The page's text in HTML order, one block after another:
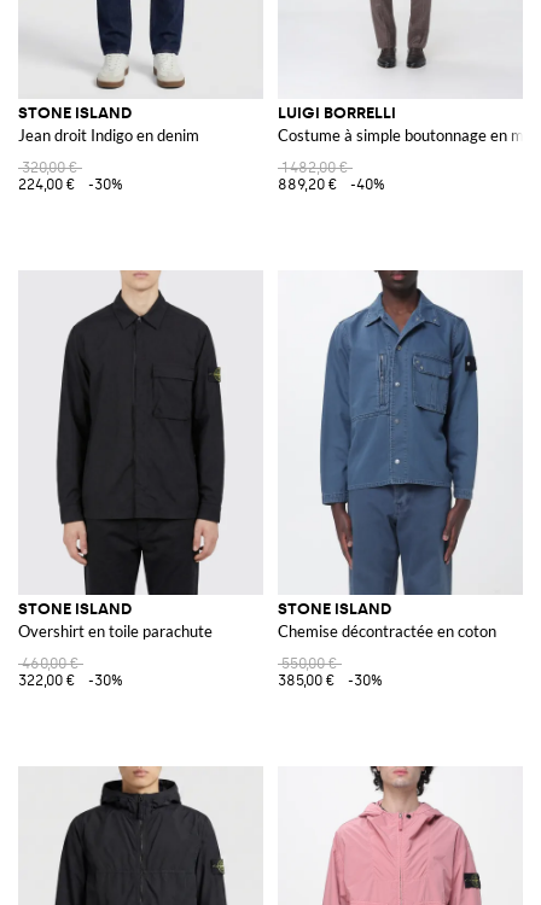
STONE ISLAND
Jean droit Indigo en denim
320,00 €
224,00 €
-30%
LUIGI BORRELLI
Costume à simple boutonnage en
1 482,00 €
889,20 €
-40%
STONE ISLAND
Overshirt en toile parachute
460,00 €
322,00 €
-30%
STONE ISLAND
Chemise décontractée en coton
550,00 €
385,00 €
-30%